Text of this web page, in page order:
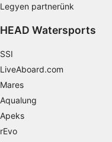
Legyen partnerünk
HEAD Watersports
SSI
LiveAboard.com
Mares
Aqualung
Apeks
rEvo
Performance
Functional